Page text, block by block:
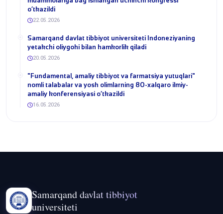
o‘tkazildi
22.05.2026
Samarqand davlat tibbiyot universiteti Indoneziyaning
yetakchi oliygohi bilan hamkorlik qiladi
20.05.2026
​"Fundamental, amaliy tibbiyot va farmatsiya yutuqlari"
nomli talabalar va yosh olimlarning 80-xalqaro ilmiy-
amaliy konferensiyasi o‘tkazildi
16.05.2026
Samarqand davlat tibbiyot
universiteti